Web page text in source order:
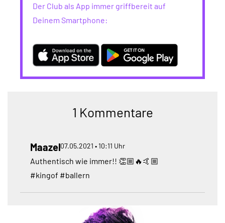
Der Club als App immer griffbereit auf
Deinem Smartphone:
1 Kommentare
Maazel07.05.2021 • 10:11 Uhr
Authentisch wie immer!! 👏🏼🔥🤙🏼
#kingof #ballern